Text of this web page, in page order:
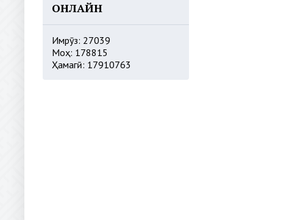
ОНЛАЙН
Имрӯз: 27039
Моҳ: 178815
Ҳамагӣ: 17910763